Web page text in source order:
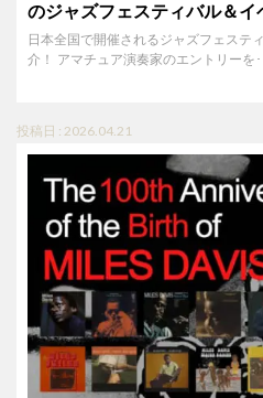
のジャズフェスティバル＆イ
日本全国で開催されるジャズフェステ
介！ アマチュア演奏家のエントリーを･
投稿日 : 2026.04.21